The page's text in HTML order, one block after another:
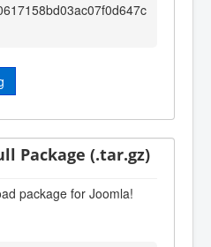
Package (.tar.gz)
package for Joomla!